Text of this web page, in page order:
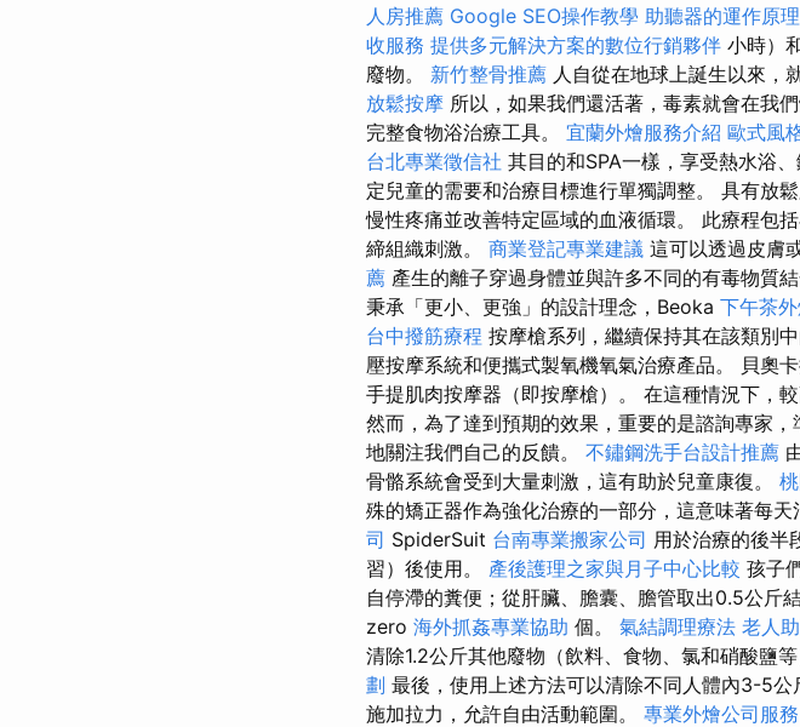
人房推薦 Google SEO操作教學 助聽器的運作原理
收服務 提供多元解決方案的數位行銷夥伴 小時）
廢物。 新竹整骨推薦 人自從在地球上誕生以來，
放鬆按摩 所以，如果我們還活著，毒素就會在我們
完整食物浴治療工具。 宜蘭外燴服務介紹 歐式風
台北專業徵信社 其目的和SPA一樣，享受熱水浴
定兒童的需要和治療目標進行單獨調整。 具有放
慢性疼痛並改善特定區域的血液循環。 此療程包
締組織刺激。 商業登記專業建議 這可以透過皮膚
薦 產生的離子穿過身體並與許多不同的有毒物質
秉承「更小、更強」的設計理念，Beoka 下午茶
台中撥筋療程 按摩槍系列，繼續保持其在該類別
壓按摩系統和便攜式製氧機氧氣治療產品。 貝奧
手提肌肉按摩器（即按摩槍）。 在這種情況下，
然而，為了達到預期的效果，重要的是諮詢專家
地關注我們自己的反饋。 不鏽鋼洗手台設計推薦
骨骼系統會受到大量刺激，這有助於兒童康復。
殊的矯正器作為強化治療的一部分，這意味著每
司 SpiderSuit 台南專業搬家公司 用於治療的後半
習）後使用。 產後護理之家與月子中心比較 孩子
自停滯的糞便；從肝臟、膽囊、膽管取出0.5公斤
zero 海外抓姦專業協助 個。 氣結調理療法 老人
清除1.2公斤其他廢物（飲料、食物、氯和硝酸鹽等
劃 最後，使用上述方法可以清除不同人體內3-5
施加拉力，允許自由活動範圍。 專業外燴公司服務